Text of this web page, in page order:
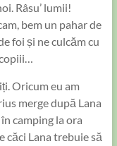
Râsu’ lumii!
bem un pahar de
foi și ne culcăm cu
Oricum eu am
merge după Lana
camping la ora
căci Lana trebuie să